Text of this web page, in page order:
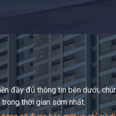
đầy đủ thông tin bên dưới,
thời gian sớm nhất.